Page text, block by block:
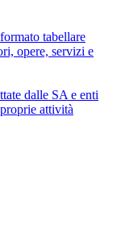
tabellare
opere, servizi e
dalle SA e enti
attività